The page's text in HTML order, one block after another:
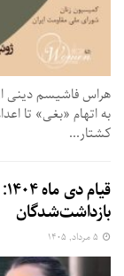
هراس فاشیسم دینی
کشتار...
بازداشت‌شدگان